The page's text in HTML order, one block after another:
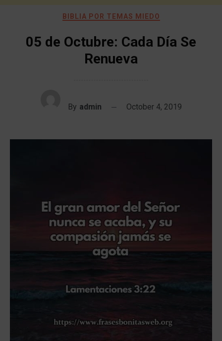
BIBLIA POR TEMAS MIEDO
05 de Octubre: Cada Día Se
Renueva
By admin October 4, 2019